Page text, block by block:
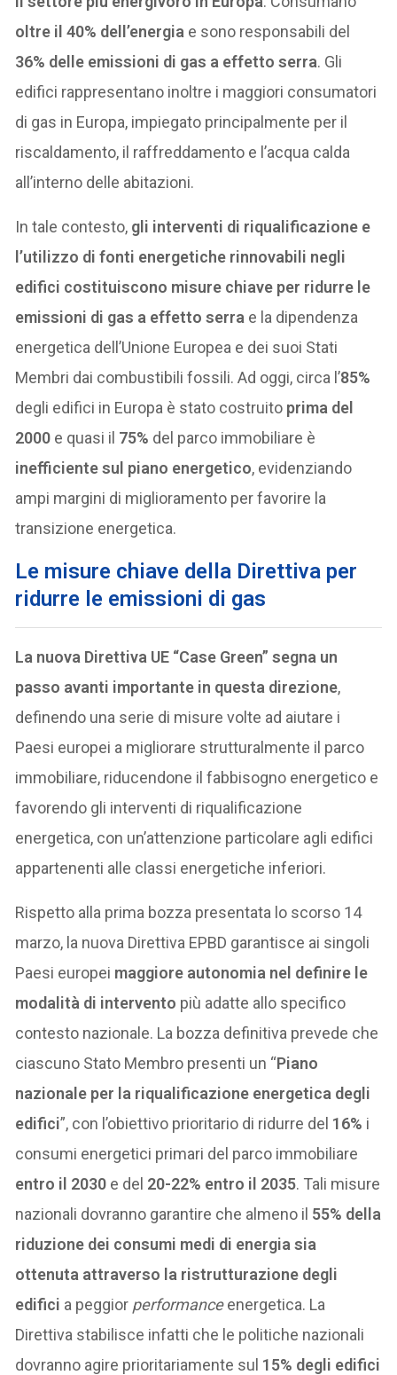
oltre il 40% dell’energia e sono responsabili del
36% delle emissioni di gas a effetto serra. Gli
edifici rappresentano inoltre i maggiori consumatori
di gas in Europa, impiegato principalmente per il
riscaldamento, il raffreddamento e l’acqua calda
all’interno delle abitazioni.
In tale contesto, gli interventi di riqualificazione e
l’utilizzo di fonti energetiche rinnovabili negli
edifici costituiscono misure chiave per ridurre le
emissioni di gas a effetto serra e la dipendenza
energetica dell’Unione Europea e dei suoi Stati
Membri dai combustibili fossili. Ad oggi, circa l’85%
degli edifici in Europa è stato costruito prima del
2000 e quasi il 75% del parco immobiliare è
inefficiente sul piano energetico, evidenziando
ampi margini di miglioramento per favorire la
transizione energetica.
Le misure chiave della Direttiva per
ridurre le emissioni di gas
La nuova Direttiva UE “Case Green” segna un
passo avanti importante in questa direzione,
definendo una serie di misure volte ad aiutare i
Paesi europei a migliorare strutturalmente il parco
immobiliare, riducendone il fabbisogno energetico e
favorendo gli interventi di riqualificazione
energetica, con un’attenzione particolare agli edifici
appartenenti alle classi energetiche inferiori.
Rispetto alla prima bozza presentata lo scorso 14
marzo, la nuova Direttiva EPBD garantisce ai singoli
Paesi europei maggiore autonomia nel definire le
modalità di intervento più adatte allo specifico
contesto nazionale. La bozza definitiva prevede che
ciascuno Stato Membro presenti un “Piano
nazionale per la riqualificazione energetica degli
edifici”, con l’obiettivo prioritario di ridurre del 16% i
consumi energetici primari del parco immobiliare
entro il 2030 e del 20-22% entro il 2035. Tali misure
nazionali dovranno garantire che almeno il 55% della
riduzione dei consumi medi di energia sia
ottenuta attraverso la ristrutturazione degli
edifici a peggior performanceenergetica. La
Direttiva stabilisce infatti che le politiche nazionali
dovranno agire prioritariamente sul 15% degli edifici